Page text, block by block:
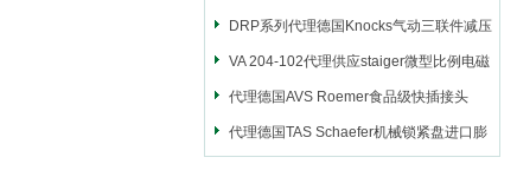
仪
DRP系列代理德国Knocks气动三联件减压
阀
VA 204-102代理供应staiger微型比例电磁
阀
代理德国AVS Roemer食品级快插接头
代理德国TAS Schaefer机械锁紧盘进口膨